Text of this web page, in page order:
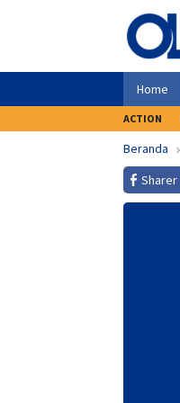
Home
ACTION
Beranda
Sharer